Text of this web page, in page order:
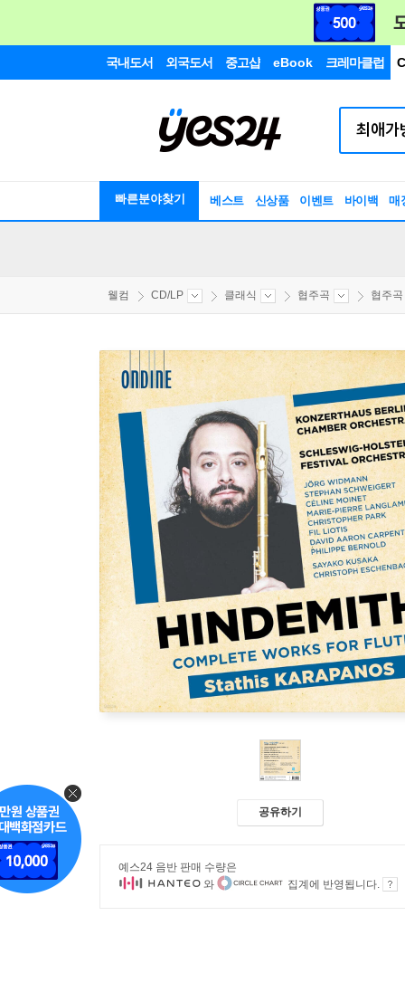
국내도서 외국도서 중고샵 eBook 크레마클럽
빠른분야찾기 베스트 신상품 이벤트 바이백 매
웰컴 CD/LP 클래식 협주곡 협주
공유하기
예스24 음반 판매 수량은
와
집계에 반영됩니다.